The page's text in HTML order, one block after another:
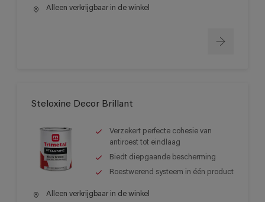
Alleen verkrijgbaar in de winkel
Steloxine Decor Brillant
Verzekert perfecte cohesie van
antiroest tot eindlaag
Biedt diepgaande bescherming
Roestwerend systeem in één product
Alleen verkrijgbaar in de winkel